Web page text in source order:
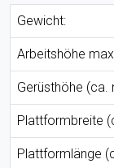
Gewicht:
Arbeitshöhe
Gerüsthöhe (ca.
Plattformbreite
Plattformlänge